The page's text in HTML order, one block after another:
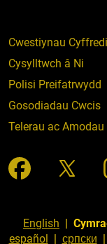
Cwestiynau
Cysylltwch â Ni
Polisi Preifatrwydd
Gosodiadau Cwcis
Telerau ac Amodau
English |
español | српски |